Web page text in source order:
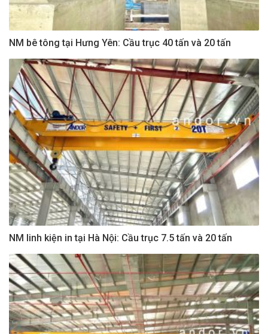
NM bê tông tại Hưng Yên: Cầu trục 40 tấn và 20 tấn
NM linh kiện in tại Hà Nội: Cầu trục 7.5 tấn và 20 tấn